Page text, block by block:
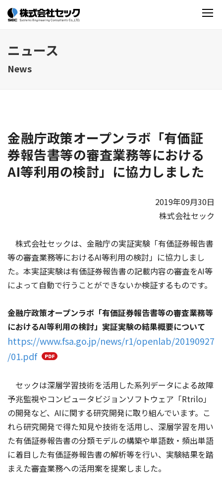
ニュース
News
金融庁政策オープンラボ「有価証
券報告書等の審査業務等における
AI等利用の検討」に協力しました
2019年09月30日
株式会社セック
株式会社セックは、金融庁の実証実験「有価証券報告書
等の審査業務等におけるAI等利用の検討」に協力しまし
た。本実証実験は有価証券報告書の記載内容の審査をAI等
によって自動で行うことができないか検証するものです。
金融庁政策オープンラボ「有価証券報告書等の審査業務等
におけるAI等利用の検討」実証実験の結果概要について
https://www.fsa.go.jp/news/r1/openlab/20190927
/01.pdf
セックは深層学習技術を活用した系列データによる故障
予兆監視やコンピュータビジョンソフトウェア「Rtrilo」
の開発など、AIに関する研究開発に取り組んでいます。こ
れら研究開発で得た知見や技術を活用し、深層学習を用い
た有価証券報告書の分類モデルの構築や単語数・頻出単語
に着目した有価証券報告書の解析等を行い、実験結果を踏
まえた審査業務への活用案を提案しました。